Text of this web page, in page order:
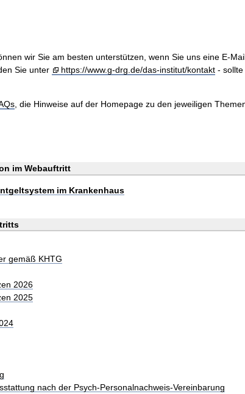
wir Sie am besten unterstützen, wenn Sie uns eine E-
Sie unter
https://www.g-drg.de/das-institut/kontakt -
, die Hinweise auf der Homepage zu den jeweiligen
im Webauftritt
im Krankenhaus
gemäß KHTG
2026
2025
nach der Psych-Personalnachweis-Vereinbarung